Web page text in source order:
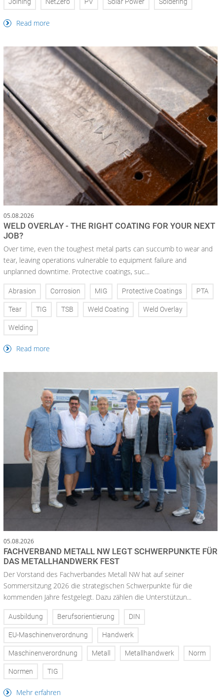
Joining NetZero PV Solar Power Soldering
Read more
05.08.2026
WELD OVERLAY - THE RIGHT COATING FOR YOUR NEXT
JOB?
Over time, even the toughest metal parts can succumb to wear and
tear, leaving operations vulnerable to equipment failure and
unplanned downtime. Protective coatings, suc...
Abrasion Corrosion MIG Protective Coatings PTA
Tear TIG TSB Weld Coating Weld Overlay
Welding
Read more
05.08.2026
FACHVERBAND METALL NW LEGT SCHWERPUNKTE FÜR
DAS METALLHANDWERK FEST
Der Vorstand des Fachverbandes Metall NW hat auf seiner
Sommersitzung 2026 die strategischen Schwerpunkte für die
kommenden Jahre festgelegt. Dazu zählen die Unterstützun...
Ausbildung Berufsorientierung DIN
EU-Maschinenverordnung Handwerk
Maschinenverordnung Metall Metallhandwerk Norm
Normen TIG
Mehr erfahren